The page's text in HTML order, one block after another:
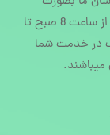
آنلاین از ساعت 8 صبح تا
در خدمت شما
میباشند.